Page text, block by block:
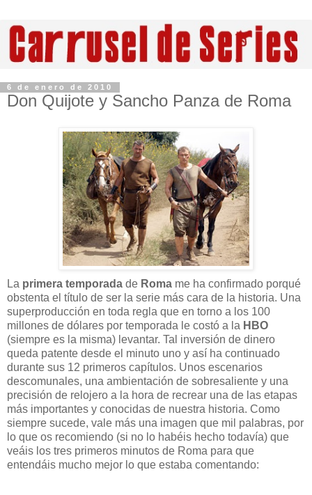
6 de enero de 2010
Don Quijote y Sancho Panza de Roma
La primera temporada de Roma me ha confirmado porqué
obstenta el título de ser la serie más cara de la historia. Una
superproducción en toda regla que en torno a los 100
millones de dólares por temporada le costó a la HBO
(siempre es la misma) levantar. Tal inversión de dinero
queda patente desde el minuto uno y así ha continuado
durante sus 12 primeros capítulos. Unos escenarios
descomunales, una ambientación de sobresaliente y una
precisión de relojero a la hora de recrear una de las etapas
más importantes y conocidas de nuestra historia. Como
siempre sucede, vale más una imagen que mil palabras, por
lo que os recomiendo (si no lo habéis hecho todavía) que
veáis los tres primeros minutos de Roma para que
entendáis mucho mejor lo que estaba comentando: